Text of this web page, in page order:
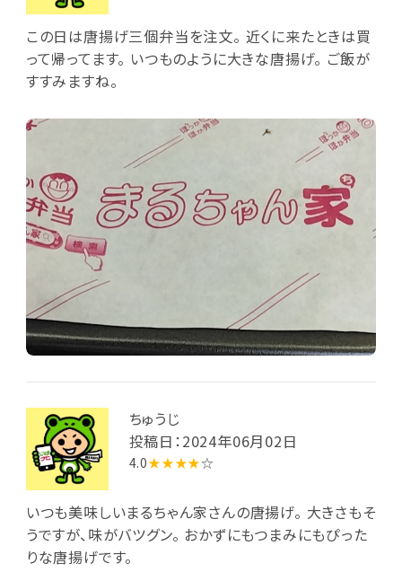
この日は唐揚げ三個弁当を注文。 近くに来たときは買
って帰ってます。 いつものように大きな唐揚げ。 ご飯が
すすみますね。
ちゅうじ
投稿日：2024年06月02日
4.0★★★★☆
いつも美味しいまるちゃん家さんの唐揚げ。 大きさもそ
うですが、味がバツグン。 おかずにもつまみにもぴった
りな唐揚げです。